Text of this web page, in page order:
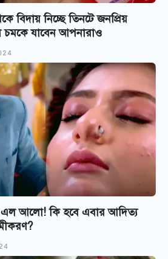
বিদায় নিচ্ছে তিনটে জনপ্রিয়
চমকে যাবেন আপনারাও
এল আলো! কি হবে এবার আদিত্য